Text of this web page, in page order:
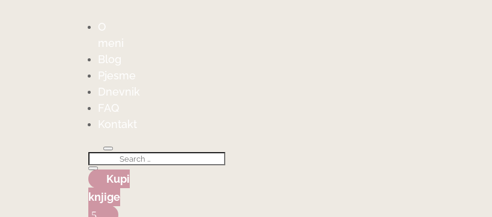
O
meni
Blog
Pjesme
Dnevnik
FAQ
Kontakt
Kupi
knjige